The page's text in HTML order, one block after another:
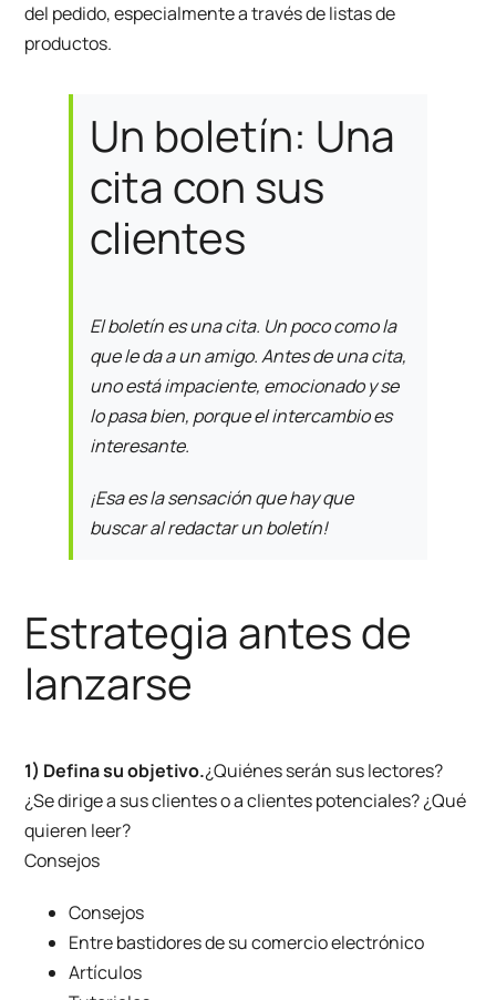
del pedido, especialmente a través de listas de
productos.
Un boletín: Una
cita con sus
clientes
El boletín es una cita. Un poco como la
que le da a un amigo. Antes de una cita,
uno está impaciente, emocionado y se
lo pasa bien, porque el intercambio es
interesante.
¡Esa es la sensación que hay que
buscar al redactar un boletín!
Estrategia antes de
lanzarse
1) Defina su objetivo.¿Quiénes serán sus lectores?
¿Se dirige a sus clientes o a clientes potenciales? ¿Qué
quieren leer?
Consejos
Consejos
Entre bastidores de su comercio electrónico
Artículos